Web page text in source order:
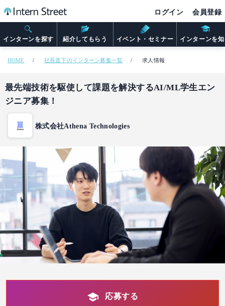
インターンを探す 紹介してもらう イベント・セミナー インターンを
ログイン 会員登録
HOME 社長直下のインターン募集一覧 求人情報
最先端技術を駆使して課題を解決するAI/ML学生エン
ジニア募集！
株式会社Athena Technologies
応募する